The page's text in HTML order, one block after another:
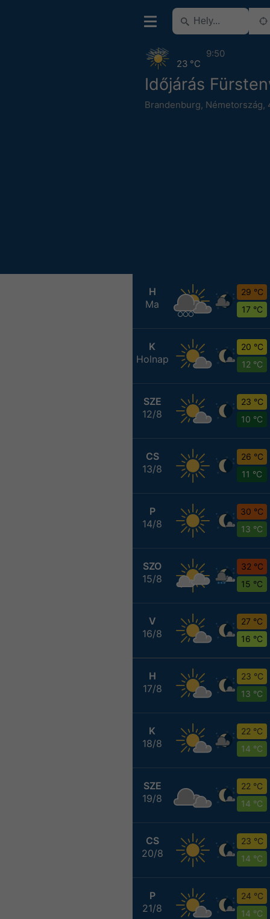
Időjárás
Brandenburg, Németország,
23 °C
9:50
H
Ma
29 °C
17 °C
K
Holnap
20 °C
12 °C
SZE
12/8
23 °C
10 °C
CS
13/8
26 °C
11 °C
P
14/8
30 °C
13 °C
SZO
15/8
32 °C
15 °C
V
16/8
27 °C
16 °C
H
17/8
23 °C
13 °C
K
18/8
22 °C
14 °C
SZE
19/8
22 °C
14 °C
CS
20/8
23 °C
14 °C
P
21/8
24 °C
14 °C